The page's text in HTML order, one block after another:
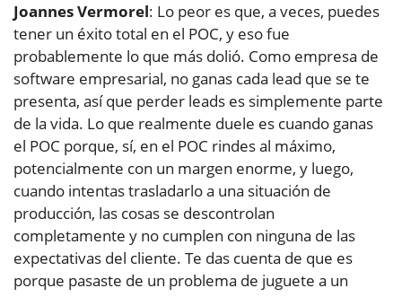
Joannes Vermorel: Lo peor es que, a veces, puedes
tener un éxito total en el POC, y eso fue
probablemente lo que más dolió. Como empresa de
software empresarial, no ganas cada lead que se te
presenta, así que perder leads es simplemente parte
de la vida. Lo que realmente duele es cuando ganas
el POC porque, sí, en el POC rindes al máximo,
potencialmente con un margen enorme, y luego,
cuando intentas trasladarlo a una situación de
producción, las cosas se descontrolan
completamente y no cumplen con ninguna de las
expectativas del cliente. Te das cuenta de que es
porque pasaste de un problema de juguete a un